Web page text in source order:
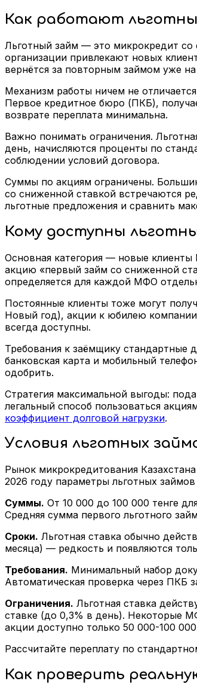
Как работают
Льготный займ — это микрокредит
организации привлекают новых
вернётся за повторным займом уже
Механизм работы ничем не
Первое кредитное бюро (ПКБ),
возврате переплата минимальна.
Важно понимать ограничения.
день, начисляются проценты по
соблюдении условий договора.
Суммы по акциям ограничены.
со сниженной ставкой встречаются
льготные предложения и сравнить
Кому доступны
Основная категория — новые
акцию «первый займ со сниженной
определяется для каждой МФО
Постоянные клиенты тоже могут
Новый год), акции к юбилею
всегда доступны.
Требования к заёмщику стандартные
банковская карта и мобильный
одобрить.
Стратегия максимальной выгоды:
легальный способ пользоваться
коэффициент долговой нагрузки.
Условия льготных
Рынок микрокредитования
2026 году параметры льготных
Суммы. От 10 000 до 100 000 тенге
Средняя сумма первого льготного
Сроки. Льготная ставка обычно
месяца) — редкость и появляются
Требования. Минимальный набор
Автоматическая проверка через ПКБ
Ограничения. Льготная ставка
ставке (до 0,3% в день). Некоторые
акции доступно только 50 000-100 000
Рассчитайте переплату по
Как проверить